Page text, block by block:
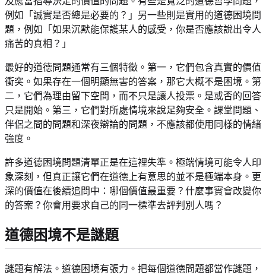
例如「誠實是否總是必要的？」另一些則是實用的道德困境問
題，例如「如果沉默能保護某人的感受，你是否應該說出令人
痛苦的真相？」
最好的道德問題通常有三個特徵。第一，它們包含真實的價值
衝突。如果存在一個明顯無害的答案，那它大概不是困境。第
二，它們為理由留下空間，而不只是讓人投票。是或否的回答
只是開始。第三，它們對所處情境來說足夠安全。課堂問題、
伴侶之間的問題和深夜辯論的問題，不應該都使用同樣的情緒
強度。
許多道德困境問題清單正是在這裡失準。極端情境可能令人印
象深刻，但真正讓它們在道德上有意思的並不是極端本身。更
深的價值在後續追問中：哪個價值最重要？什麼事實會改變你
的答案？你會用要求自己的同一標準去評判別人嗎？
道德困境不是謎題
謎題有解法。道德困境有張力。把每個道德問題都當作謎題，